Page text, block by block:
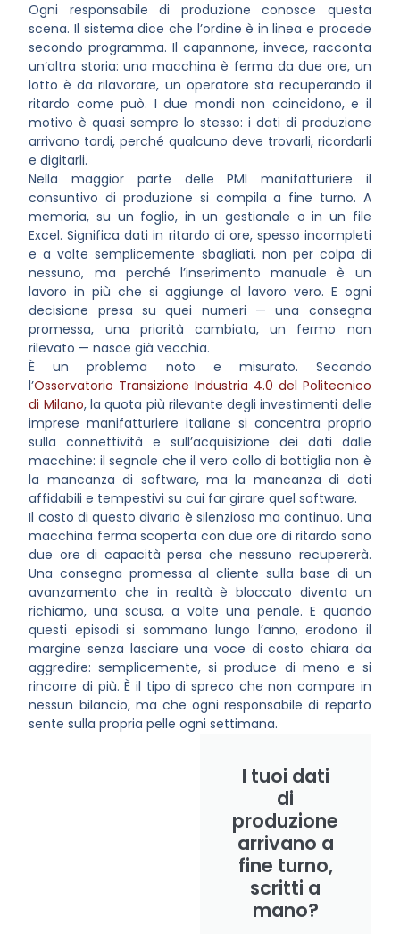
Ogni responsabile di produzione conosce questa
scena. Il sistema dice che l’ordine è in linea e procede
secondo programma. Il capannone, invece, racconta
un’altra storia: una macchina è ferma da due ore, un
lotto è da rilavorare, un operatore sta recuperando il
ritardo come può. I due mondi non coincidono, e il
motivo è quasi sempre lo stesso: i dati di produzione
arrivano tardi, perché qualcuno deve trovarli, ricordarli
e digitarli.
Nella maggior parte delle PMI manifatturiere il
consuntivo di produzione si compila a fine turno. A
memoria, su un foglio, in un gestionale o in un file
Excel. Significa dati in ritardo di ore, spesso incompleti
e a volte semplicemente sbagliati, non per colpa di
nessuno, ma perché l’inserimento manuale è un
lavoro in più che si aggiunge al lavoro vero. E ogni
decisione presa su quei numeri — una consegna
promessa, una priorità cambiata, un fermo non
rilevato — nasce già vecchia.
È un problema noto e misurato. Secondo
l’Osservatorio Transizione Industria 4.0 del Politecnico
di Milano, la quota più rilevante degli investimenti delle
imprese manifatturiere italiane si concentra proprio
sulla connettività e sull’acquisizione dei dati dalle
macchine: il segnale che il vero collo di bottiglia non è
la mancanza di software, ma la mancanza di dati
affidabili e tempestivi su cui far girare quel software.
Il costo di questo divario è silenzioso ma continuo. Una
macchina ferma scoperta con due ore di ritardo sono
due ore di capacità persa che nessuno recupererà.
Una consegna promessa al cliente sulla base di un
avanzamento che in realtà è bloccato diventa un
richiamo, una scusa, a volte una penale. E quando
questi episodi si sommano lungo l’anno, erodono il
margine senza lasciare una voce di costo chiara da
aggredire: semplicemente, si produce di meno e si
rincorre di più. È il tipo di spreco che non compare in
nessun bilancio, ma che ogni responsabile di reparto
sente sulla propria pelle ogni settimana.
I tuoi dati
di
produzione
arrivano a
fine turno,
scritti a
mano?